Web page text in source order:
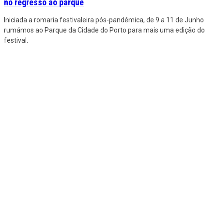
no regresso ao parque
Iniciada a romaria festivaleira pós-pandémica, de 9 a 11 de Junho
rumámos ao Parque da Cidade do Porto para mais uma edição do
festival.